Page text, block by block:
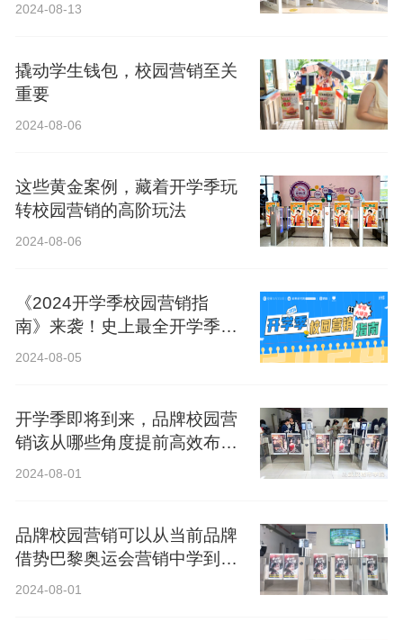
2024-08-13
撬动学生钱包，校园营销至关
重要
2024-08-06
这些黄金案例，藏着开学季玩
转校园营销的高阶玩法
2024-08-06
《2024开学季校园营销指
南》来袭！史上最全开学季营
销攻略！
2024-08-05
开学季即将到来，品牌校园营
销该从哪些角度提前高效布
局？
2024-08-01
品牌校园营销可以从当前品牌
借势巴黎奥运会营销中学到什
么？
2024-08-01